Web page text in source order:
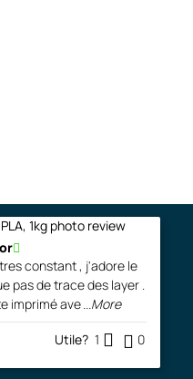
pas de trace des layer .
imprimé ave...More
Utile? 1 0